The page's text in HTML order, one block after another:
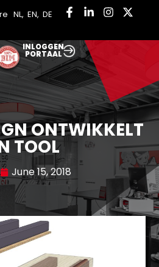
NL,EN,DE
INLOGGEN
PORTAAL
ONTWIKKELT
TOOL
June 15, 2018